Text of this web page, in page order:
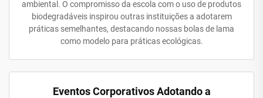
ambiental. O compromisso da escola com o uso de produtos
biodegradáveis inspirou outras instituições a adotarem
práticas semelhantes, destacando nossas bolas de lama
como modelo para práticas ecológicas.
Eventos Corporativos Adotando a